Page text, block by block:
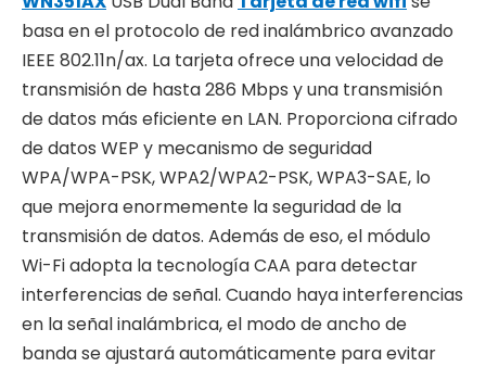
basa en el protocolo de red inalámbrico avanzado
IEEE 802.11n/ax. La tarjeta ofrece una velocidad de
transmisión de hasta 286 Mbps y una transmisión
de datos más eficiente en LAN. Proporciona cifrado
de datos WEP y mecanismo de seguridad
WPA/WPA-PSK, WPA2/WPA2-PSK, WPA3-SAE, lo
que mejora enormemente la seguridad de la
transmisión de datos. Además de eso, el módulo
Wi-Fi adopta la tecnología CAA para detectar
interferencias de señal. Cuando haya interferencias
en la señal inalámbrica, el modo de ancho de
banda se ajustará automáticamente para evitar